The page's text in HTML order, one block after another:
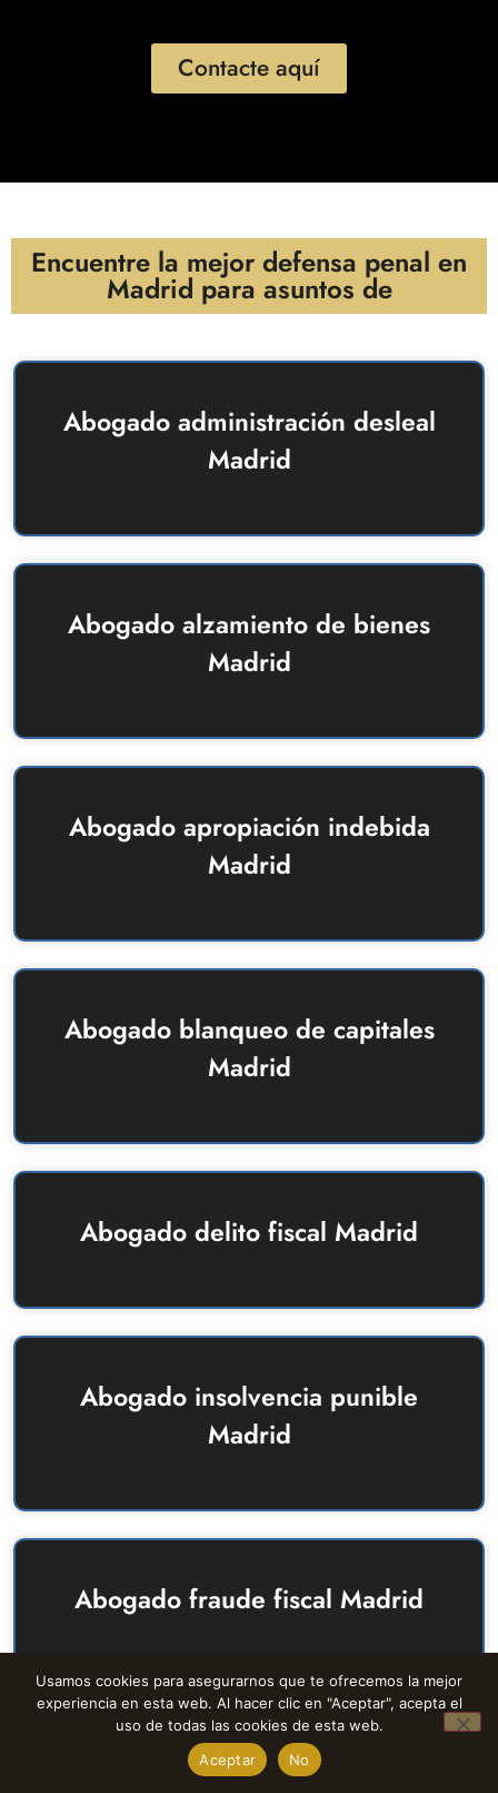
Contacte aquí
Encuentre la mejor defensa penal en
Madrid para asuntos de
Abogado administración desleal
Madrid
Abogado alzamiento de bienes
Madrid
Abogado apropiación indebida
Madrid
Abogado blanqueo de capitales
Madrid
Abogado delito fiscal Madrid
Abogado insolvencia punible
Madrid
Abogado fraude fiscal Madrid
Abogado delitos societarios
Usamos cookies para asegurarnos que te ofrecemos la mejor
experiencia en esta web. Al hacer clic en "Aceptar", acepta el
uso de todas las cookies de esta web.
Aceptar
No
1